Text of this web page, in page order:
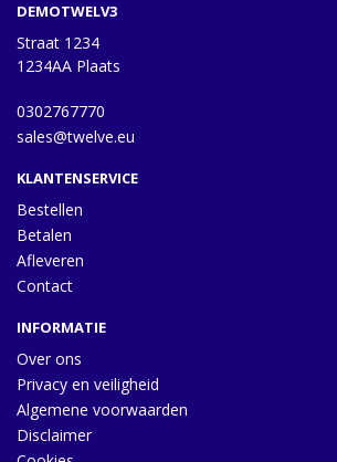
DEMOTWELV3
Straat 1234
1234AA Plaats
0302767770
sales@twelve.eu
KLANTENSERVICE
Bestellen
Betalen
Afleveren
Contact
INFORMATIE
Over ons
Privacy en veiligheid
Algemene voorwaarden
Disclaimer